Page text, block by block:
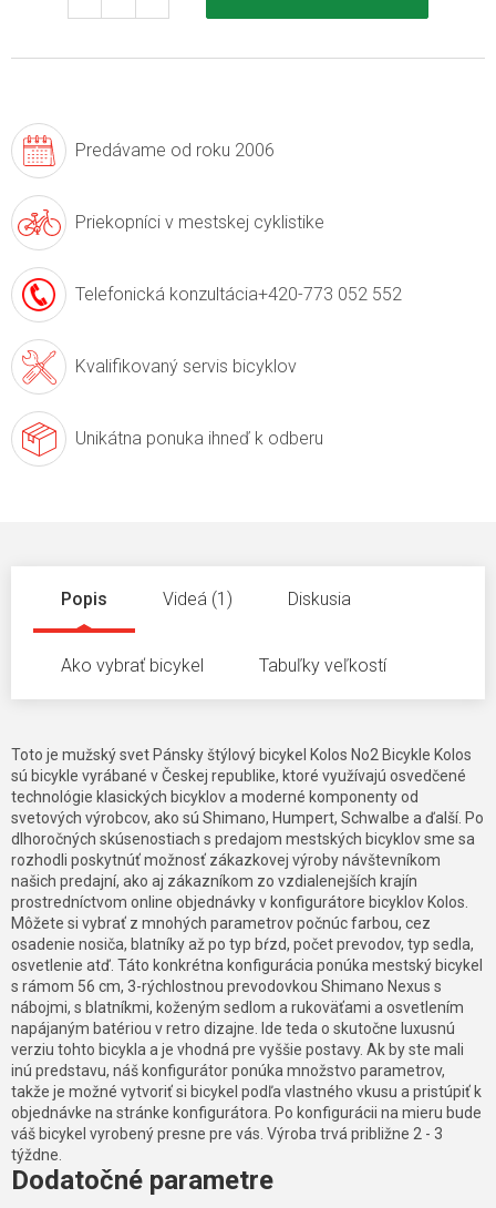
Predávame od roku 2006
Priekopníci v mestskej cyklistike
Telefonická konzultácia+420-773 052 552
Kvalifikovaný servis bicyklov
Unikátna ponuka ihneď k odberu
Popis Videá (1) Diskusia
Ako vybrať bicykel Tabuľky veľkostí
Toto je mužský svet Pánsky štýlový bicykel Kolos No2 Bicykle Kolos
sú bicykle vyrábané v Českej republike, ktoré využívajú osvedčené
technológie klasických bicyklov a moderné komponenty od
svetových výrobcov, ako sú Shimano, Humpert, Schwalbe a ďalší. Po
dlhoročných skúsenostiach s predajom mestských bicyklov sme sa
rozhodli poskytnúť možnosť zákazkovej výroby návštevníkom
našich predajní, ako aj zákazníkom zo vzdialenejších krajín
prostredníctvom online objednávky v konfigurátore bicyklov Kolos.
Môžete si vybrať z mnohých parametrov počnúc farbou, cez
osadenie nosiča, blatníky až po typ bŕzd, počet prevodov, typ sedla,
osvetlenie atď. Táto konkrétna konfigurácia ponúka mestský bicykel
s rámom 56 cm, 3-rýchlostnou prevodovkou Shimano Nexus s
nábojmi, s blatníkmi, koženým sedlom a rukoväťami a osvetlením
napájaným batériou v retro dizajne. Ide teda o skutočne luxusnú
verziu tohto bicykla a je vhodná pre vyššie postavy. Ak by ste mali
inú predstavu, náš konfigurátor ponúka množstvo parametrov,
takže je možné vytvoriť si bicykel podľa vlastného vkusu a pristúpiť k
objednávke na stránke konfigurátora. Po konfigurácii na mieru bude
váš bicykel vyrobený presne pre vás. Výroba trvá približne 2 - 3
týždne.
Dodatočné parametre